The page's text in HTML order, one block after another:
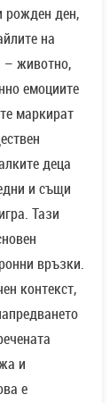
рожден ден,
на
– животно,
емоциите
маркират
деца
и същи
Тази
връзки.
контекст,
и
е